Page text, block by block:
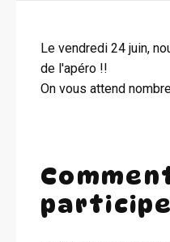
Le vendredi 24 juin,
de l'apéro !!
On vous attend